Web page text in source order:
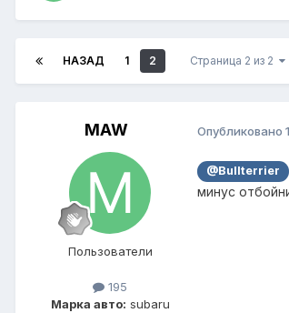
НАЗАД 1 2 Страница 2 из 2
MAW
Пользователи
195
Марка авто: subaru
Опубликовано
@Bullterrier
минус